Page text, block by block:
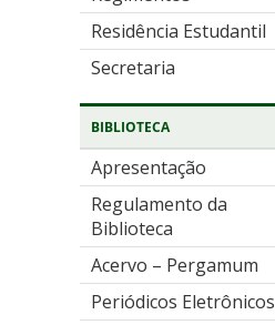
Residência Estudantil
Secretaria
BIBLIOTECA
Apresentação
Regulamento da
Biblioteca
Acervo – Pergamum
Periódicos Eletrônicos